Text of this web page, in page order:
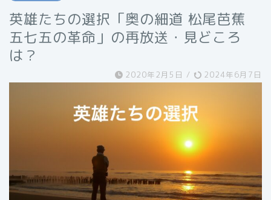
英雄たちの選択「奥の細道 松尾芭蕉
五七五の革命」の再放送・見どころ
は？
2020年2月5日 / 2024年6月7日